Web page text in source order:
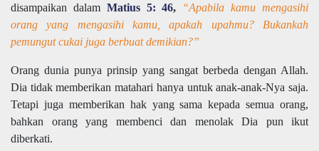
disampaikan dalam Matius 5: 46,
“Apabila kamu mengasihi
orang yang mengasihi kamu, apakah upahmu? Bukankah
pemungut cukai juga berbuat demikian?”
Orang dunia punya prinsip yang sangat berbeda dengan Allah.
Dia tidak memberikan matahari hanya untuk anak-anak-Nya saja.
Tetapi juga memberikan hak yang sama kepada semua orang,
bahkan orang yang membenci dan menolak Dia pun ikut
diberkati.